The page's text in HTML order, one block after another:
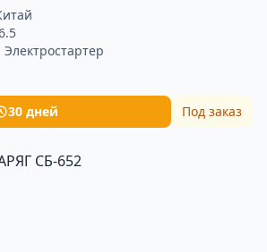
30 дней Под заказ
СБ-652